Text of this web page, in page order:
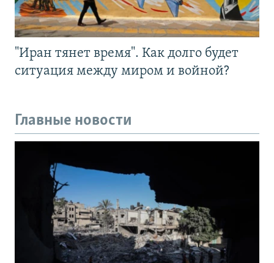
"Иран тянет время". Как долго будет
ситуация между миром и войной?
Главные новости